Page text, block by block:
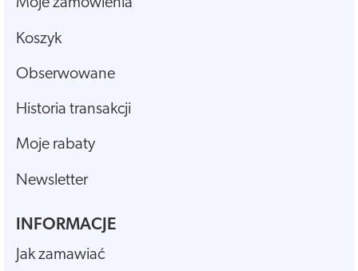
Moje zamówienia
Koszyk
Obserwowane
Historia transakcji
Moje rabaty
Newsletter
INFORMACJE
Jak zamawiać